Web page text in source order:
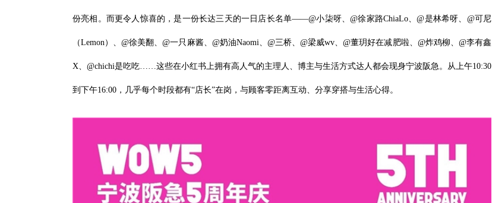
份亮相。而更令人惊喜的，是一份长达三天的一日店长名单——@小柒呀、@徐家路ChiaLo、@是林希呀、@可尼
（Lemon）、@徐美翻、@一只麻酱、@奶油Naomi、@三桥、@梁威wv、@董玥好在减肥啦、@炸鸡柳、@李有鑫
X、@chichi是吃吃……这些在小红书上拥有高人气的主理人、博主与生活方式达人都会现身宁波阪急。从上午10:30
到下午16:00，几乎每个时段都有“店长”在岗，与顾客零距离互动、分享穿搭与生活心得。